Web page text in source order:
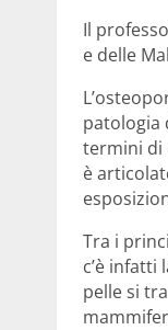
Il
e delle
patologia
termini di
è
Tra i
c’è infatti
pelle si